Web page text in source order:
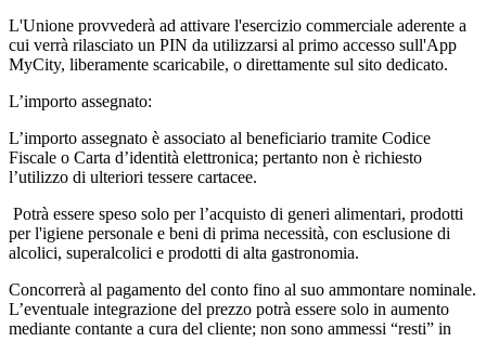
L'Unione provvederà ad attivare l'esercizio commerciale aderente a
cui verrà rilasciato un PIN da utilizzarsi al primo accesso sull'App
MyCity, liberamente scaricabile, o direttamente sul sito dedicato.
L’importo assegnato:
L’importo assegnato è associato al beneficiario tramite Codice
Fiscale o Carta d’identità elettronica; pertanto non è richiesto
l’utilizzo di ulteriori tessere cartacee.
Potrà essere speso solo per l’acquisto di generi alimentari, prodotti
per l'igiene personale e beni di prima necessità, con esclusione di
alcolici, superalcolici e prodotti di alta gastronomia.
Concorrerà al pagamento del conto fino al suo ammontare nominale.
L’eventuale integrazione del prezzo potrà essere solo in aumento
mediante contante a cura del cliente; non sono ammessi “resti” in